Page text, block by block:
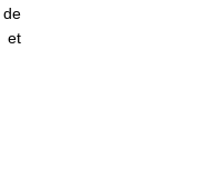
de
et